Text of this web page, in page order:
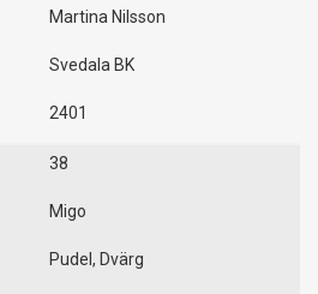
Martina Nilsson
Svedala BK
2401
38
Migo
Pudel, Dvärg